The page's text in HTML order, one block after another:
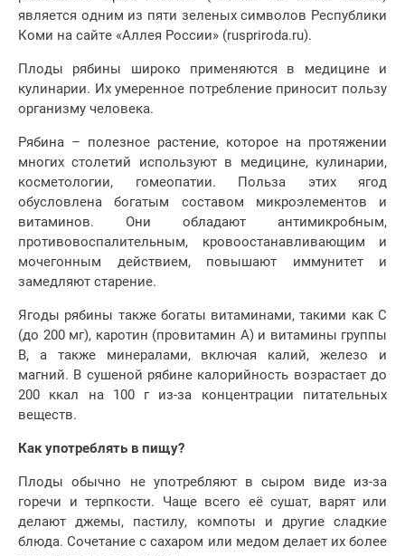
является одним из пяти зеленых символов Республики
Коми на сайте «Аллея России» (ruspriroda.ru).
Плоды рябины широко применяются в медицине и
кулинарии. Их умеренное потребление приносит пользу
организму человека.
Рябина – полезное растение, которое на протяжении
многих столетий используют в медицине, кулинарии,
косметологии, гомеопатии. Польза этих ягод
обусловлена богатым составом микроэлементов и
витаминов. Они обладают антимикробным,
противовоспалительным, кровоостанавливающим и
мочегонным действием, повышают иммунитет и
замедляют старение.
Ягоды рябины также богаты витаминами, такими как С
(до 200 мг), каротин (провитамин A) и витамины группы
В, а также минералами, включая калий, железо и
магний. В сушеной рябине калорийность возрастает до
200 ккал на 100 г из-за концентрации питательных
веществ.
Как употреблять в пищу?
Плоды обычно не употребляют в сыром виде из-за
горечи и терпкости. Чаще всего её сушат, варят или
делают джемы, пастилу, компоты и другие сладкие
блюда. Сочетание с сахаром или медом делает их более